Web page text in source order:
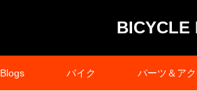
BICYCLE
Blogs バイク パーツ＆ア